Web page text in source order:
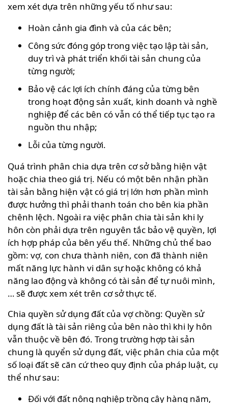
xem xét dựa trên những yếu tố như sau:
Hoàn cảnh gia đình và của các bên;
Công sức đóng góp trong việc tạo lập tài sản,
duy trì và phát triển khối tài sản chung của
từng người;
Bảo vệ các lợi ích chính đáng của từng bên
trong hoạt động sản xuất, kinh doanh và nghề
nghiệp để các bên có vẫn có thể tiếp tục tạo ra
nguồn thu nhập;
Lỗi của từng người.
Quá trình phân chia dựa trên cơ sở bằng hiện vật
hoặc chia theo giá trị. Nếu có một bên nhận phần
tài sản bằng hiện vật có giá trị lớn hơn phần mình
được hưởng thì phải thanh toán cho bên kia phần
chênh lệch. Ngoài ra việc phân chia tài sản khi ly
hôn còn phải dựa trên nguyên tắc bảo vệ quyền, lợi
ích hợp pháp của bên yếu thế. Những chủ thể bao
gồm: vợ, con chưa thành niên, con đã thành niên
mất năng lực hành vi dân sự hoặc không có khả
năng lao động và không có tài sản để tự nuôi mình,
… sẽ được xem xét trên cơ sở thực tế.
Chia quyền sử dụng đất của vợ chồng: Quyền sử
dụng đất là tài sản riêng của bên nào thì khi ly hôn
vẫn thuộc về bên đó. Trong trường hợp tài sản
chung là quyển sử dụng đất, việc phân chia của một
số loại đất sẽ căn cứ theo quy định của pháp luật, cụ
thể như sau:
Đối với đất nông nghiệp trồng cây hàng năm,